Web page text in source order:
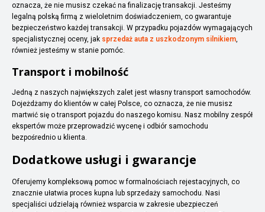
oznacza, że nie musisz czekać na finalizację transakcji. Jesteśmy
legalną polską firmą z wieloletnim doświadczeniem, co gwarantuje
bezpieczeństwo każdej transakcji. W przypadku pojazdów wymagających
specjalistycznej oceny, jak sprzedaż auta z uszkodzonym silnikiem,
również jesteśmy w stanie pomóc.
Transport i mobilność
Jedną z naszych największych zalet jest własny transport samochodów.
Dojeżdżamy do klientów w całej Polsce, co oznacza, że nie musisz
martwić się o transport pojazdu do naszego komisu. Nasz mobilny zespół
ekspertów może przeprowadzić wycenę i odbiór samochodu
bezpośrednio u klienta.
Dodatkowe usługi i gwarancje
Oferujemy kompleksową pomoc w formalnościach rejestacyjnych, co
znacznie ułatwia proces kupna lub sprzedaży samochodu. Nasi
specjaliści udzielają również wsparcia w zakresie ubezpieczeń